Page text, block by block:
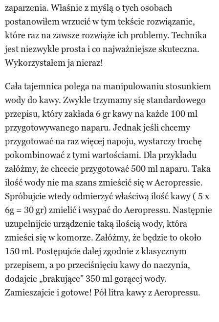
zaparzenia. Właśnie z myślą o tych osobach
postanowiłem wrzucić w tym tekście rozwiązanie,
które raz na zawsze rozwiąże ich problemy. Technika
jest niezwykle prosta i co najważniejsze skuteczna.
Wykorzystałem ja nieraz!
Cała tajemnica polega na manipulowaniu stosunkiem
wody do kawy. Zwykle trzymamy się standardowego
przepisu, który zakłada 6 gr kawy na każde 100 ml
przygotowywanego naparu. Jednak jeśli chcemy
przygotować na raz więcej napoju, wystarczy trochę
pokombinować z tymi wartościami. Dla przykładu
załóżmy, że chcecie przygotować 500 ml naparu. Taka
ilość wody nie ma szans zmieścić się w Aeropressie.
Spróbujcie wtedy odmierzyć właściwą ilość kawy ( 5 x
6g = 30 gr) zmielić i wsypać do Aeropressu. Następnie
uzupełnijcie urządzenie taką ilością wody, która
zmieści się w komorze. Załóżmy, że będzie to około
150 ml. Postępujcie dalej zgodnie z klasycznym
przepisem, a po przeciśnięciu kawy do naczynia,
dodajcie „brakujące" 350 ml gorącej wody.
Zamieszajcie i gotowe! Pół litra kawy z Aeropressu.